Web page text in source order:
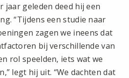
jaar geleden deed hij een
“Tijdens een studie naar
zagen we ineens dat
bij verschillende van
rol speelden, iets wat we
legt hij uit. “We dachten dat